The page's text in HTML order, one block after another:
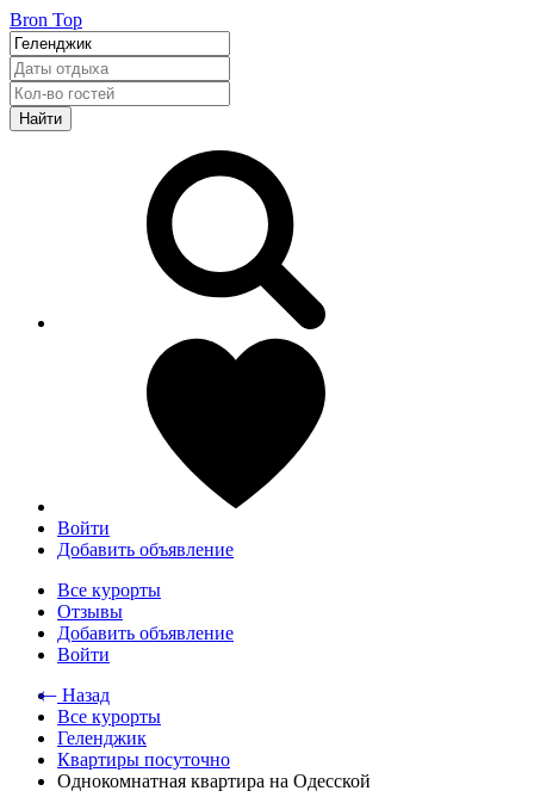
Bron Top
Найти
Войти
Добавить объявление
Все курорты
Отзывы
Добавить объявление
Войти
⃪ Назад
Все курорты
Геленджик
Квартиры посуточно
Однокомнатная квартира на Одесской